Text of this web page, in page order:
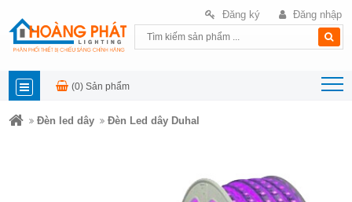
Đăng ký Đăng nhập
DANH
(0)Sản phẩm
Đèn led dây Đèn Led dây Duhal